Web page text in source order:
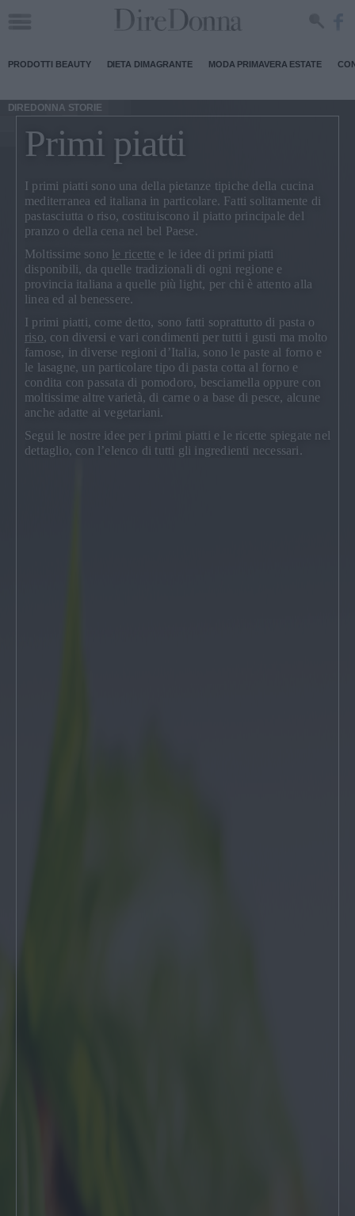
PRODOTTI BEAUTY DIETA DIMAGRANTE MODA PRIMAVERA ESTATE
DIREDONNA STORIE
Primi piatti
I primi piatti sono una della pietanze tipiche della cucina
mediterranea ed italiana in particolare. Fatti solitamente di
pastasciutta o riso, costituiscono il piatto principale del
pranzo o della cena nel bel Paese.
Moltissime sono le ricette e le idee di primi piatti
disponibili, da quelle tradizionali di ogni regione e
provincia italiana a quelle più light, per chi è attento alla
linea ed al benessere.
I primi piatti, come detto, sono fatti soprattutto di pasta o
riso, con diversi e vari condimenti per tutti i gusti ma molto
famose, in diverse regioni d’Italia, sono le paste al forno e
le lasagne, un particolare tipo di pasta cotta al forno e
condita con passata di pomodoro, besciamella oppure con
moltissime altre varietà, di carne o a base di pesce, alcune
anche adatte ai vegetariani.
Segui le nostre idee per i primi piatti e le ricette spiegate nel
dettaglio, con l’elenco di tutti gli ingredienti necessari.